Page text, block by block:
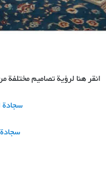
انقر هنا لرؤية تصاميم مختلفة
سجادة